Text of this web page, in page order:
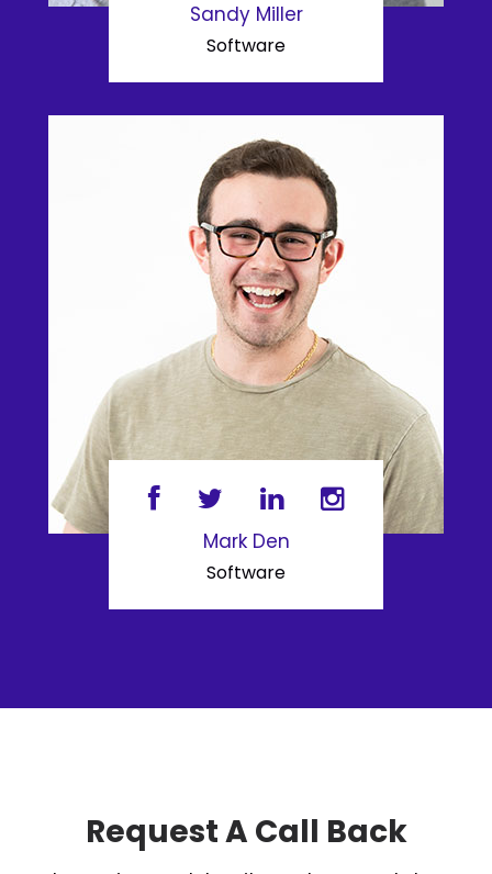
Sandy Miller
Software
Mark Den
Software
Request A Call Back